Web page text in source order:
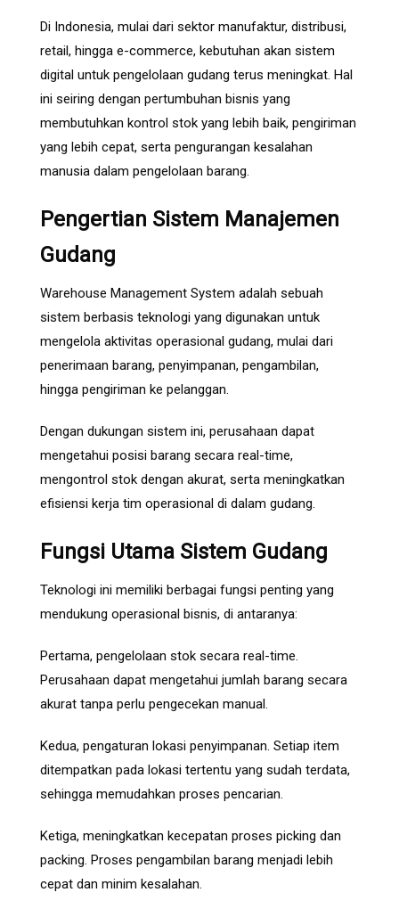
Di Indonesia, mulai dari sektor manufaktur, distribusi,
retail, hingga e-commerce, kebutuhan akan sistem
digital untuk pengelolaan gudang terus meningkat. Hal
ini seiring dengan pertumbuhan bisnis yang
membutuhkan kontrol stok yang lebih baik, pengiriman
yang lebih cepat, serta pengurangan kesalahan
manusia dalam pengelolaan barang.
Pengertian Sistem Manajemen
Gudang
Warehouse Management System adalah sebuah
sistem berbasis teknologi yang digunakan untuk
mengelola aktivitas operasional gudang, mulai dari
penerimaan barang, penyimpanan, pengambilan,
hingga pengiriman ke pelanggan.
Dengan dukungan sistem ini, perusahaan dapat
mengetahui posisi barang secara real-time,
mengontrol stok dengan akurat, serta meningkatkan
efisiensi kerja tim operasional di dalam gudang.
Fungsi Utama Sistem Gudang
Teknologi ini memiliki berbagai fungsi penting yang
mendukung operasional bisnis, di antaranya:
Pertama, pengelolaan stok secara real-time.
Perusahaan dapat mengetahui jumlah barang secara
akurat tanpa perlu pengecekan manual.
Kedua, pengaturan lokasi penyimpanan. Setiap item
ditempatkan pada lokasi tertentu yang sudah terdata,
sehingga memudahkan proses pencarian.
Ketiga, meningkatkan kecepatan proses picking dan
packing. Proses pengambilan barang menjadi lebih
cepat dan minim kesalahan.